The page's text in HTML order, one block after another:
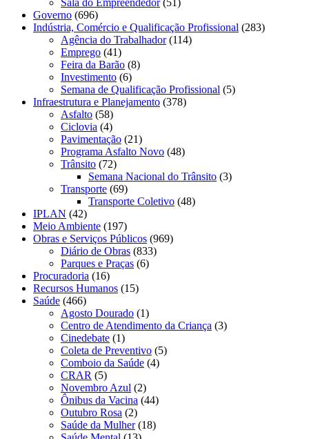
Governo (696)
Indústria, Comércio e Qualificação Profissional (283)
Agência do Trabalhador(114)
Emprego (41)
Feira da Barão (8)
Investimento (6)
Semana de Qualificação Profissional (5)
Infraestrutura e Planejamento (378)
Asfalto (58)
Ciclovia (4)
Pavimentação (21)
Programa Asfalto Novo (48)
Trânsito (72)
Semana Nacional do Trânsito (3)
Transporte (69)
Transporte Coletivo (48)
IPLAN (42)
Meio Ambiente (197)
Obras e Serviços Públicos (969)
Diário de Obras (833)
Parques e Praças (6)
Procuradoria (16)
Recursos Humanos (15)
Saúde (466)
Agosto Dourado (1)
Centro de Atendimento da Criança (3)
Cinedebate (1)
Coleta de Preventivo (5)
Comboio da Saúde (4)
CRAR (5)
Novembro Azul (2)
Ônibus da Vacina (44)
Outubro Rosa (2)
Saúde da Mulher(18)